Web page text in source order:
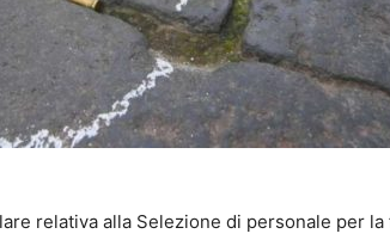
relativa alla Selezione di personale per